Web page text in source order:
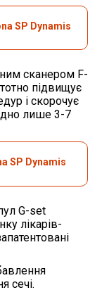
SP Dynamis
сканером F-
підвищує
і скорочує
лише 3-7
SP Dynamis
G-set
лікарів-
сечі.